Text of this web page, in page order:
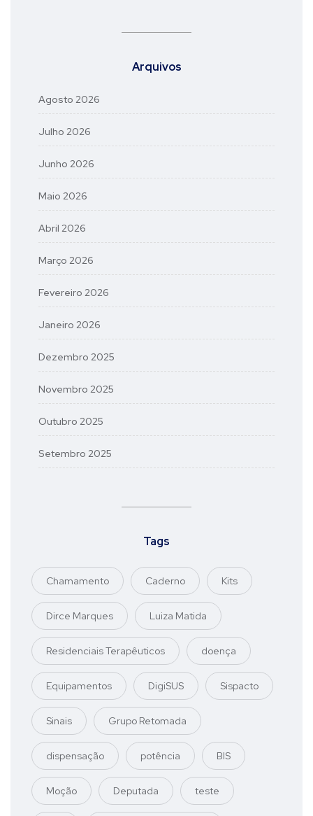
Arquivos
Agosto 2026
Julho 2026
Junho 2026
Maio 2026
Abril 2026
Março 2026
Fevereiro 2026
Janeiro 2026
Dezembro 2025
Novembro 2025
Outubro 2025
Setembro 2025
Tags
Chamamento Caderno Kits
Dirce Marques Luiza Matida
Residenciais Terapêuticos doença
Equipamentos DigiSUS Sispacto
Sinais Grupo Retomada
dispensação potência BIS
Moção Deputada teste